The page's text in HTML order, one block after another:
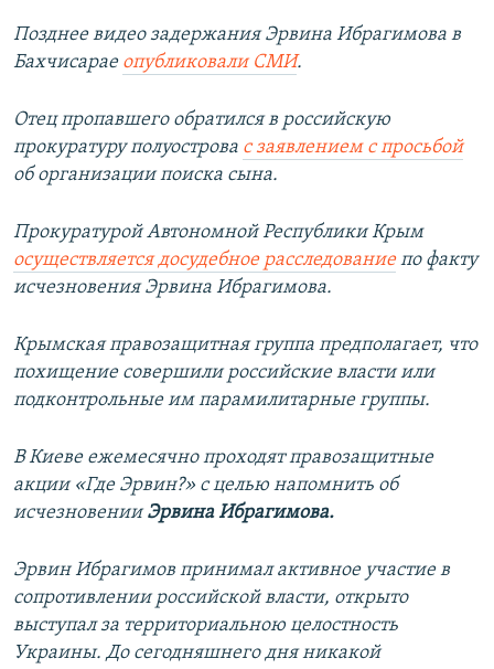
Позднее видео задержания Эрвина Ибрагимова в
Бахчисарае опубликовали СМИ.
Отец пропавшего обратился в российскую
прокуратуру полуострова с заявлением с просьбой
об организации поиска сына.
Прокуратурой Автономной Республики Крым
осуществляется досудебное расследованиепо факту
исчезновения Эрвина Ибрагимова.
Крымская правозащитная группа предполагает, что
похищение совершили российские власти или
подконтрольные им парамилитарные группы.
В Киеве ежемесячно проходят правозащитные
акции «Где Эрвин?» с целью напомнить об
исчезновенииЭрвина Ибрагимова.
Эрвин Ибрагимов принимал активное участие в
сопротивлении российской власти, открыто
выступал за территориальною целостность
Украины. До сегодняшнего дня никакой